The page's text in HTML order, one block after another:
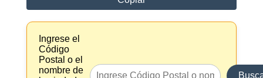
Ingrese el
Código
Postal o el
nombre de